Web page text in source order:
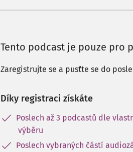
Tento podcast je pouze pro
Zaregistrujte se a pusťte se do
Díky registraci získáte
Poslech až 3 podcastů dle
výběru
Poslech vybraných částí